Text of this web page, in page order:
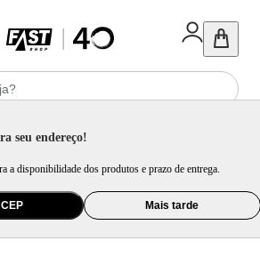
seu endereço!
a disponibilidade dos produtos e prazo de entrega.
Mais tarde
/ Freezer Horizontal 99L Philco PFH105B 2 em 1